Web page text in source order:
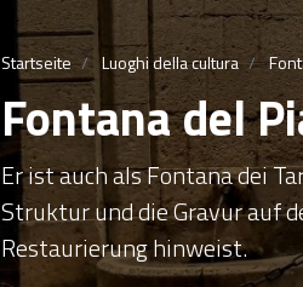
Startseite Luoghi della cultura
Fontana del
Er ist auch als Fontana dei
Struktur und die Gravur auf
Restaurierung hinweist.